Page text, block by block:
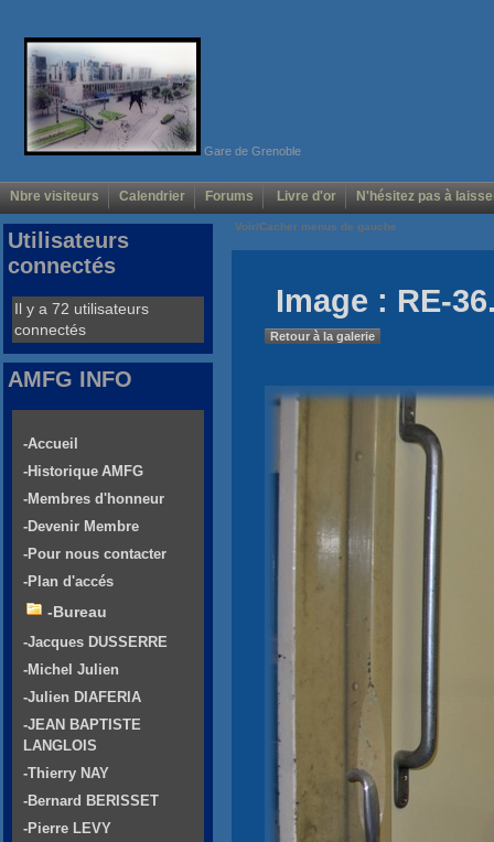
Gare de Grenoble
Nbre visiteurs Calendrier Forums Livre d'or N'hésitez pas à
Voir/Cacher menus de gauche
Image : RE-
Retour à la galerie
Utilisateurs
connectés
Il y a 72 utilisateurs
connectés
AMFG INFO
-Accueil
-Historique AMFG
-Membres d'honneur
-Devenir Membre
-Pour nous contacter
-Plan d'accés
-Bureau
-Jacques DUSSERRE
-Michel Julien
-Julien DIAFERIA
-JEAN BAPTISTE
LANGLOIS
-Thierry NAY
-Bernard BERISSET
-Pierre LEVY